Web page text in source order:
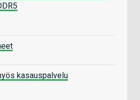
kasauspalvelu